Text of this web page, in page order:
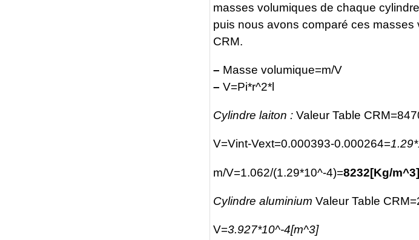
masses volumiques de chaque
puis nous avons comparé ces
CRM.
– Masse volumique=m/V
– V=Pi*r^2*l
Cylindre laiton : Valeur Table
V=Vint-Vext=0.000393-0.000264=
m/V=1.062/(1.29*10^-4)=8232[Kg/m^3]
Cylindre aluminium Valeur Table
V=3.927*10^-4[m^3]